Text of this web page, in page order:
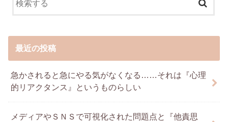
最近の投稿
急かされると急にやる気がなくなる……それは『心理
的リアクタンス』というものらしい
メディアやＳＮＳで可視化された問題点と『他責思